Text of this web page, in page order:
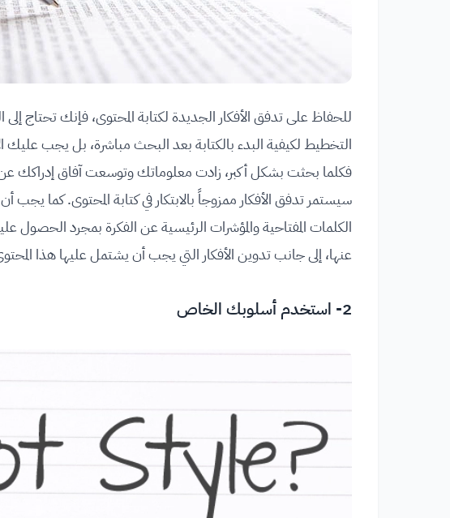
للحفاظ على تدفق الأفكار الجديدة لكتابة المحتوى، فإنك تحتاج
التخطيط لكيفية البدء بالكتابة بعد البحث مباشرة، بل يجب عليك
فكلما بحثت بشكل أكبر، زادت معلوماتك وتوسعت آفاق إدراكك عن
سيستمر تدفق الأفكار ممزوجاً بالابتكار في كتابة المحتوى. كما
الكلمات المفتاحية والمؤشرات الرئيسية عن الفكرة بمجرد
عنها، إلى جانب تدوين الأفكار التي يجب أن يشتمل عليها هذا
2- استخدم أسلوبك الخاص